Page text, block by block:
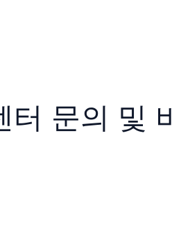
터 문의 및